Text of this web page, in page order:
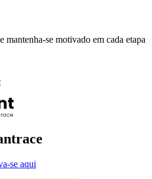
mantenha-se motivado em cada etapa
se aqui